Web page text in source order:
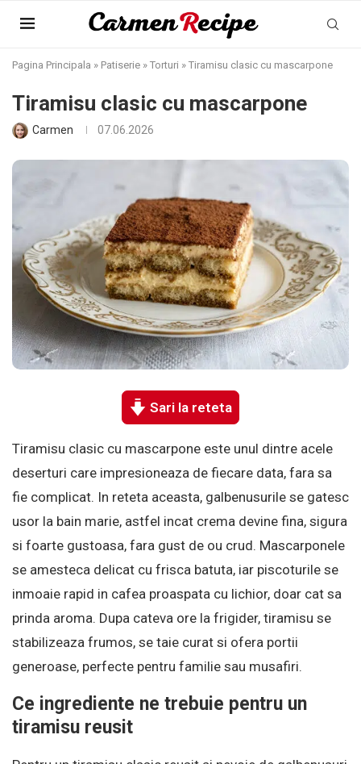
Pagina Principala » Patiserie » Torturi » Tiramisu clasic cu mascarpone
Tiramisu clasic cu mascarpone
Carmen 07.06.2026
Sari la reteta
Tiramisu clasic cu mascarpone este unul dintre acele
deserturi care impresioneaza de fiecare data, fara sa
fie complicat. In reteta aceasta, galbenusurile se gatesc
usor la bain marie, astfel incat crema devine fina, sigura
si foarte gustoasa, fara gust de ou crud. Mascarponele
se amesteca delicat cu frisca batuta, iar piscoturile se
inmoaie rapid in cafea proaspata cu lichior, doar cat sa
prinda aroma. Dupa cateva ore la frigider, tiramisu se
stabilizeaza frumos, se taie curat si ofera portii
generoase, perfecte pentru familie sau musafiri.
Ce ingrediente ne trebuie pentru un
tiramisu reusit